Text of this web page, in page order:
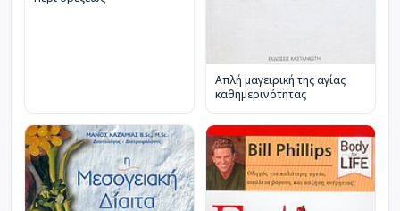
Απλή μαγειρική της αγίας
καθημερινότητας